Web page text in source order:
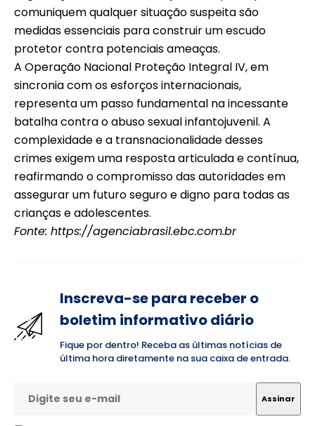
comuniquem qualquer situação suspeita são
medidas essenciais para construir um escudo
protetor contra potenciais ameaças.
A Operação Nacional Proteção Integral IV, em
sincronia com os esforços internacionais,
representa um passo fundamental na incessante
batalha contra o abuso sexual infantojuvenil. A
complexidade e a transnacionalidade desses
crimes exigem uma resposta articulada e contínua,
reafirmando o compromisso das autoridades em
assegurar um futuro seguro e digno para todas as
crianças e adolescentes.
Fonte: https://agenciabrasil.ebc.com.br
Inscreva-se para receber o
boletim informativo diário
Fique por dentro! Receba as últimas notícias de
última hora diretamente na sua caixa de entrada.